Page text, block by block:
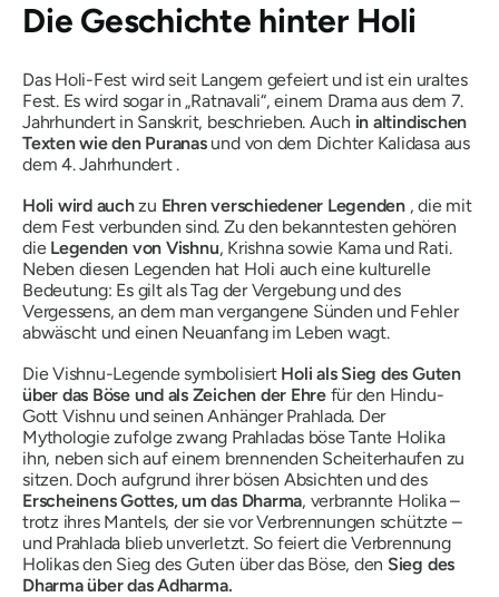
Die Geschichte hinter Holi
Das Holi-Fest wird seit Langem gefeiert und ist ein uraltes
Fest. Es wird sogar in „Ratnavali“, einem Drama aus dem 7.
Jahrhundert in Sanskrit, beschrieben. Auch in altindischen
Texten wie den Puranasund von dem Dichter Kalidasa aus
dem 4. Jahrhundert.
Holi wird auchzu Ehren verschiedener Legenden, die mit
dem Fest verbunden sind. Zu den bekanntesten gehören
die Legenden von Vishnu, Krishna sowie Kama und Rati.
Neben diesen Legenden hat Holi auch eine kulturelle
Bedeutung: Es gilt als Tag der Vergebung und des
Vergessens, an dem man vergangene Sünden und Fehler
abwäscht und einen Neuanfang im Leben wagt.
Die Vishnu-Legende symbolisiert Holi als Sieg des Guten
über das Böse und als Zeichen der Ehrefür den Hindu-
Gott Vishnu und seinen Anhänger Prahlada. Der
Mythologie zufolge zwang Prahladas böse Tante Holika
ihn, neben sich auf einem brennenden Scheiterhaufen zu
sitzen. Doch aufgrund ihrer bösen Absichten und des
Erscheinens Gottes, umdas Dharma, verbrannte Holika –
trotz ihres Mantels, der sie vor Verbrennungen schützte –
und Prahlada blieb unverletzt. So feiert die Verbrennung
Holikas den Sieg des Guten über das Böse, den Sieg des
Dharmaüberdas Adharma.